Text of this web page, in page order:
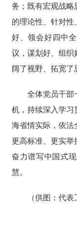
务；既有宏观战略
的理论性、针对性
好、领会好四中
议，谋划好、组织
阔了视野、拓宽了
全体党员干部
机，持续深入学习
海省情实际，依法
更高标准、更实举
奋力谱写中国式
慧。
（供图：代